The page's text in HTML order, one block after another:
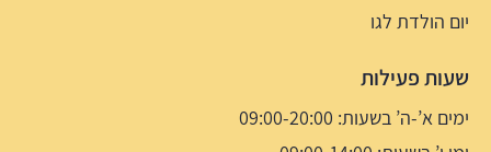
יום הולדת לגו
שעות פעילות
ימים א’-ה’ בשעות: 09:00-20:00